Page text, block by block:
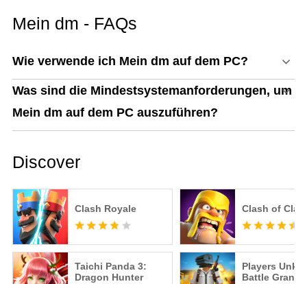
Mein dm - FAQs
Wie verwende ich Mein dm auf dem PC?
Was sind die Mindestsystemanforderungen, um
Mein dm auf dem PC auszuführen?
Discover
Clash Royale Clash of
Taichi Panda 3:
Dragon Hunter
Players
Battle Grand